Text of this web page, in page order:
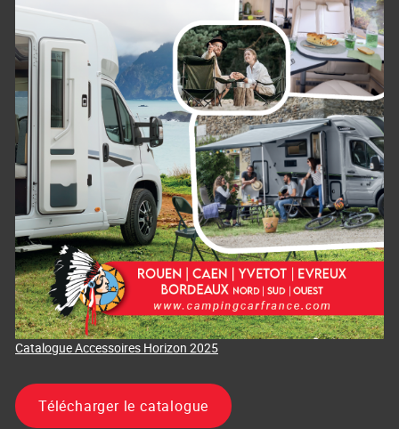
Catalogue Accessoires Horizon 2025
Télécharger le catalogue